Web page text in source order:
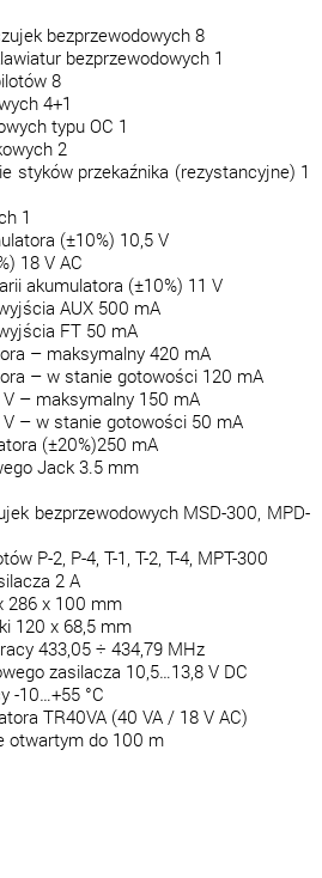
bezprzewodowych 8
bezprzewodowych 1
8
4+1
typu OC 1
2
styków przekaźnika (rezystancyjne) 1
1
(±10%) 10,5 V
18 V AC
akumulatora (±10%) 11 V
AUX 500 mA
FT 50 mA
– maksymalny 420 mA
– w stanie gotowości 120 mA
– maksymalny 150 mA
– w stanie gotowości 50 mA
(±20%)250 mA
Jack 3.5 mm
bezprzewodowych MSD-300, MPD-
P-2, P-4, T-1, T-2, T-4, MPT-300
2 A
286 x 100 mm
120 x 68,5 mm
433,05 ÷ 434,79 MHz
zasilacza 10,5…13,8 V DC
-10…+55 °C
TR40VA (40 VA / 18 V AC)
otwartym do 100 m